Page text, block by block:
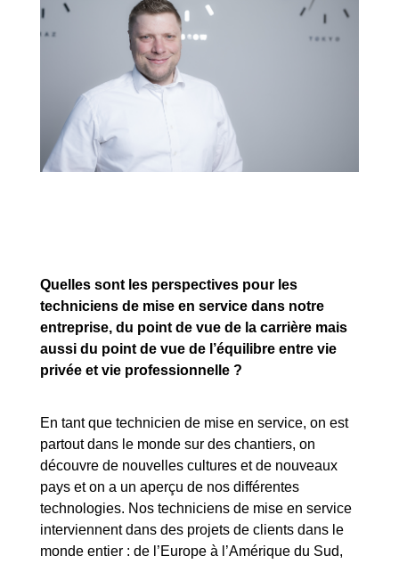
Quelles sont les perspectives pour les
techniciens de mise en service dans notre
entreprise, du point de vue de la carrière mais
aussi du point de vue de l’équilibre entre vie
privée et vie professionnelle ?
En tant que technicien de mise en service, on est
partout dans le monde sur des chantiers, on
découvre de nouvelles cultures et de nouveaux
pays et on a un aperçu de nos différentes
technologies. Nos techniciens de mise en service
interviennent dans des projets de clients dans le
monde entier : de l’Europe à l’Amérique du Sud,